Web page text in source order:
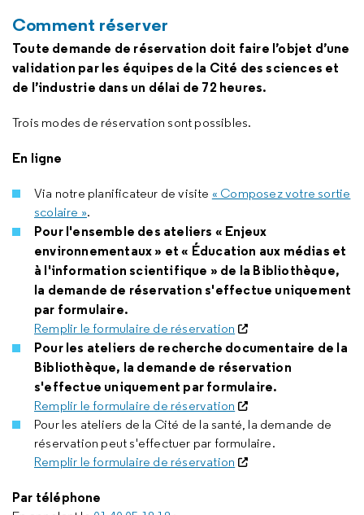
Comment réserver
Toute demande de réservation doit faire l’objet d’une
validation par les équipes de la Cité des sciences et
de l’industrie dans un délai de 72 heures.
Trois modes de réservation sont possibles.
En ligne
Via notre planificateur de visite « Composez votre sortie
scolaire ».
Pour l'ensemble des ateliers « Enjeux
environnementaux » et « Éducation aux médias et
à l'information scientifique » de la Bibliothèque,
la demande de réservation s'effectue uniquement
par formulaire.
Remplir le formulaire de réservation
Pour les ateliers de recherche documentaire de la
Bibliothèque, la demande de réservation
s'effectue uniquement par formulaire.
Remplir le formulaire de réservation
Pour les ateliers de la Cité de la santé, la demande de
réservation peut s'effectuer par formulaire.
Remplir le formulaire de réservation
Par téléphone